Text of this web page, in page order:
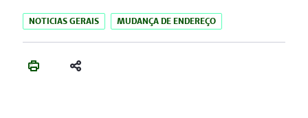
NOTICIAS GERAIS MUDANÇA DE ENDEREÇO